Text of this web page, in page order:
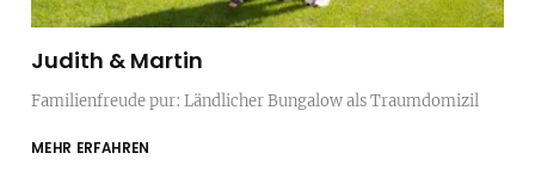
Judith & Martin
Familienfreude pur: Ländlicher Bungalow als Traumdomizil
MEHR ERFAHREN